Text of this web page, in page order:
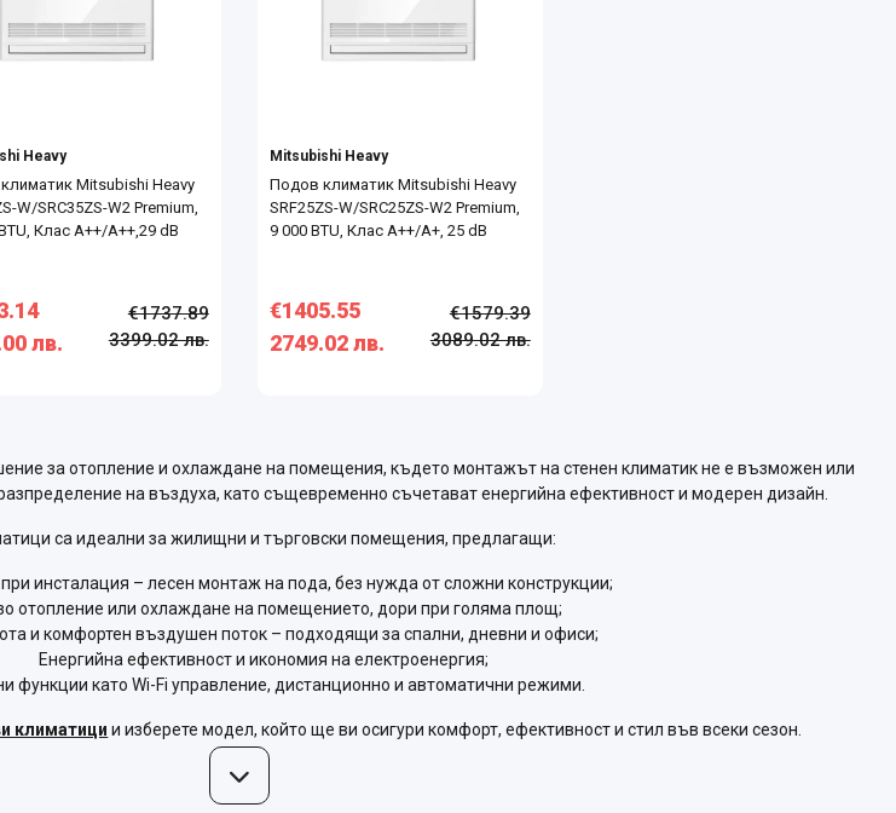
Heavy
Mitsubishi Heavy
W/SRC35ZS-W2 Premium,
Клас A++/A++,29 dB
лв.
€1737.89
3399.02 лв.
Mitsubishi Heavy
Подов климатик Mitsubishi Heavy
SRF25ZS-W/SRC25ZS-W2 Premium,
9 000 BTU, Клас А++/А+, 25 dB
€1405.55
2749.02 лв.
€1579.39
3089.02 лв.
за отопление и охлаждане на помещения, където монтажът на стенен климатик не е възможен или
на въздуха, като същевременно съчетават енергийна ефективност и модерен дизайн.
са идеални за жилищни и търговски помещения, предлагащи:
инсталация – лесен монтаж на пода, без нужда от сложни конструкции;
отопление или охлаждане на помещението, дори при голяма площ;
и комфортен въздушен поток – подходящи за спални, дневни и офиси;
Енергийна ефективност и икономия на електроенергия;
функции като Wi-Fi управление, дистанционно и автоматични режими.
климатици и изберете модел, който ще ви осигури комфорт, ефективност и стил във всеки сезон.